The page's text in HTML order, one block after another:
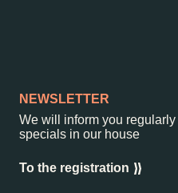
NEWSLETTER
We will inform you
specials in our house
To the registration